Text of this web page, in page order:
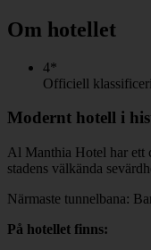
Om hotellet
4*
Officiell
Modernt hotell i
Al Manthia Hotel har ett
stadens välkända
Närmaste tunnelbana:
På hotellet finns: